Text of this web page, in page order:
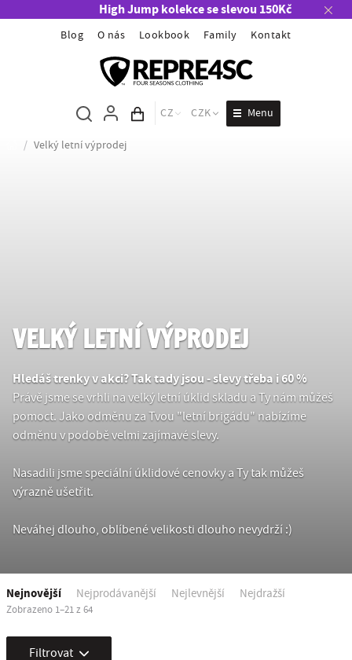
High Jump kolekce se slevou 150Kč
Blog O nás Lookbook Family Kontakt
Obsah košíku
CZ CZK Menu
/ Velký letní výprodej
VELKÝ LETNÍ VÝPRODEJ
Hledáš trenky v akci? Tak tady jsou - slevy třeba i 60 %
Právě jsme se vrhli na velký letní úklid skladu a Ty nám můžeš
pomoct. Jako odměnu za Tvou "letní brigádu" nabízíme
odměnu v podobě velmi zajímavé slevy.
Nasadili jsme speciální úklidové cenovky a Ty tak můžeš
výrazně ušetřit.
Neváhej dlouho, oblíbené velikosti dlouho nevydrží :)
Nejnovější Nejprodávanější Nejlevnější Nejdražší
Zobrazeno 1–21 z 64
Filtrovat